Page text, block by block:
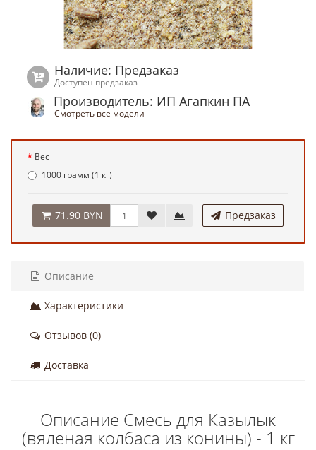
Наличие: Предзаказ
Доступен предзаказ
Производитель: ИП Агапкин ПА
Смотреть все модели
Вес
1000 грамм (1 кг)
71.90 BYN Предзаказ
Описание
Характеристики
Отзывов (0)
Доставка
Описание Смесь для Казылык
(вяленая колбаса из конины) - 1 кг